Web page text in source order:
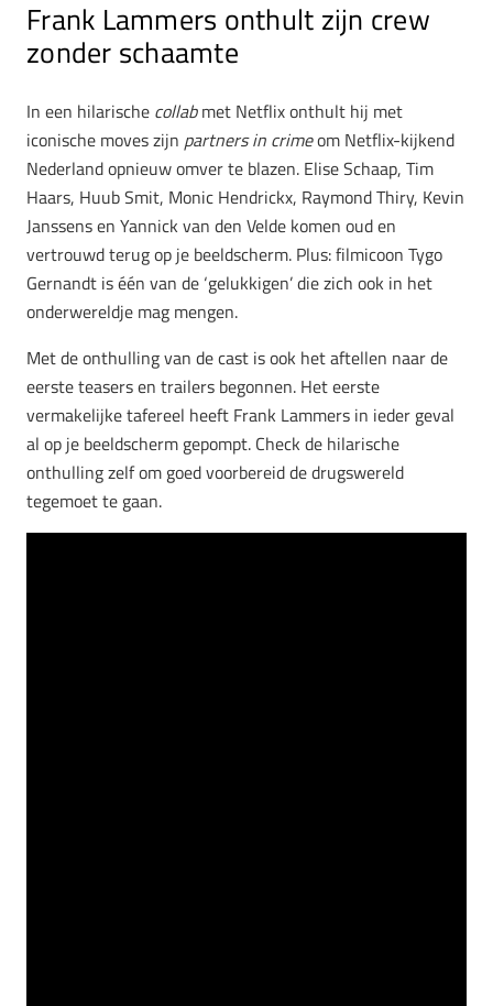
Frank Lammers onthult zijn crew
zonder schaamte
In een hilarische collabmet Netflix onthult hij met
iconische moves zijn partners in crimeom Netflix-kijkend
Nederland opnieuw omver te blazen. Elise Schaap, Tim
Haars, Huub Smit, Monic Hendrickx, Raymond Thiry, Kevin
Janssens en Yannick van den Velde komen oud en
vertrouwd terug op je beeldscherm. Plus: filmicoon Tygo
Gernandt is één van de ‘gelukkigen’ die zich ook in het
onderwereldje mag mengen.
Met de onthulling van de cast is ook het aftellen naar de
eerste teasers en trailers begonnen. Het eerste
vermakelijke tafereel heeft Frank Lammers in ieder geval
al op je beeldscherm gepompt. Check de hilarische
onthulling zelf om goed voorbereid de drugswereld
tegemoet te gaan.